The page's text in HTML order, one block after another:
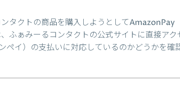
タクトの商品を購入しようとしてAmazonPay
ふぁみーるコンタクトの公式サイトに直接アク
ペイ）の支払いに対応しているのかどうかを確